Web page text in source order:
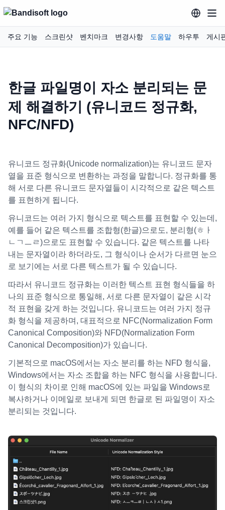
주요 기능 스크린샷 벤치마크 변경사항 도움말 하우투 게시
한글 파일명이 자소 분리되는 문
제 해결하기 (유니코드 정규화,
NFC/NFD)
유니코드 정규화(Unicode normalization)는 유니코드 문자
열을 표준 형식으로 변환하는 과정을 말합니다. 정규화를 통
해 서로 다른 유니코드 문자열들이 시각적으로 같은 텍스트
를 표현하게 됩니다.
유니코드는 여러 가지 형식으로 텍스트를 표현할 수 있는데,
예를 들어 같은 텍스트를 조합형(한글)으로도, 분리형(ㅎㅏ
ㄴㄱㅡㄹ)으로도 표현할 수 있습니다. 같은 텍스트를 나타
내는 문자열이라 하더라도, 그 형식이나 순서가 다르면 눈으
로 보기에는 서로 다른 텍스트가 될 수 있습니다.
따라서 유니코드 정규화는 이러한 텍스트 표현 형식들을 하
나의 표준 형식으로 통일해, 서로 다른 문자열이 같은 시각
적 표현을 갖게 하는 것입니다. 유니코드는 여러 가지 정규
화 형식을 제공하며, 대표적으로 NFC(Normalization Form
Canonical Composition)와 NFD(Normalization Form
Canonical Decomposition)가 있습니다.
기본적으로 macOS에서는 자소 분리를 하는 NFD 형식을,
Windows에서는 자소 조합을 하는 NFC 형식을 사용합니다.
이 형식의 차이로 인해 macOS에 있는 파일을 Windows로
복사하거나 이메일로 보내게 되면 한글로 된 파일명이 자소
분리되는 것입니다.